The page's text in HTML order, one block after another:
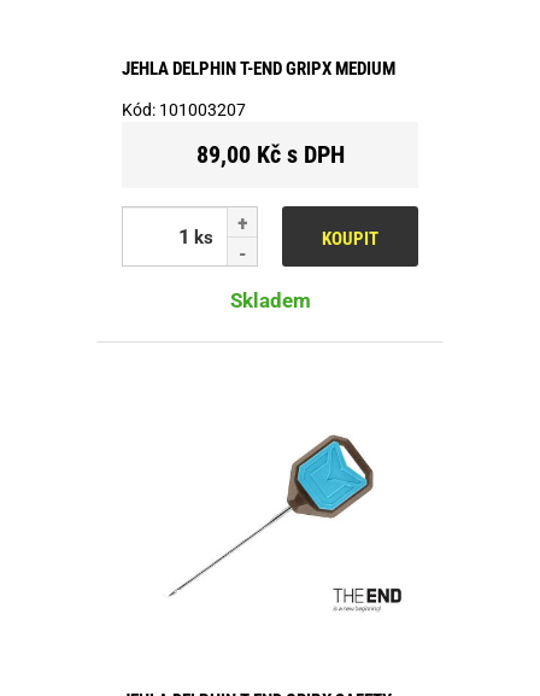
JEHLA DELPHIN T-END GRIPX MEDIUM
Kód: 101003207
89,00 Kč s DPH
ks KOUPIT
Skladem